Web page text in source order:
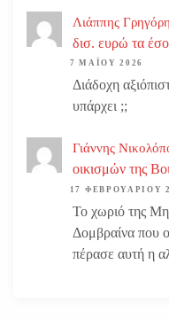
Λιάππης
δισ. ευρώ τα
7 ΜΑΪ́ΟΥ 2026
Διάδοχη
υπάρχει ;;
Γιάννης
οικισμών της
17 ΦΕΒΡΟΥΑΡΊΟΥ
Το χωριό της
Δομβραίνα που
πέρασε αυτή η